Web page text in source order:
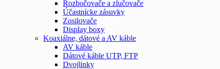
Rozbočovače a zlučovače
Účastnícke zásuvky
Zosilovače
Display boxy
Koaxiálne, dátové a AV káble
AV káble
Dátové káble UTP, FTP
Dvojlinky